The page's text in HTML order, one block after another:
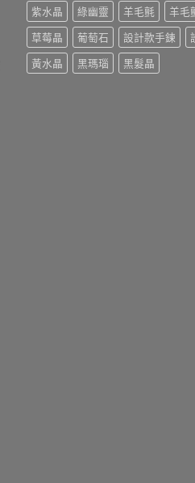
紫水晶
綠幽靈 羊毛氈 羊毛
草莓晶
葡萄石 設計款手鍊
黃水晶
黑瑪瑙 黑髮晶